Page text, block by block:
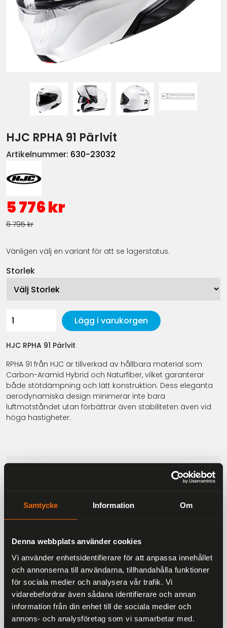
Samtycke Information Om
Denna webbplats använder cookies
Vi använder enhetsidentifierare för att anpassa innehållet
och annonserna till användarna, tillhandahålla funktioner
för sociala medier och analysera vår trafik. Vi
vidarebefordrar även sådana identifierare och annan
information från din enhet till de sociala medier och
annons- och analysföretag som vi samarbetar med.
HJC RPHA 91 Pärlvit
Artikelnummer: 630-23032
5 776 kr
6 795 kr
Vänligen välj en variant för att se lagerstatus.
Storlek
Lägg i varukorgen
HJC RPHA 91 Pärlvit
RPHA 91 från HJC är tillverkad av hållbara material som
Carbon-Aramid Hybrid och Naturfiber, vilket garanterar
både stötdämpning och lätt konstruktion. Dess eleganta
aerodynamiska design minimerar inte bara
luftmotståndet utan förbättrar även stabiliteten även vid
höga hastigheter.
utlopp erbjuder hjälmen utmärkt ventilation.
att motstå repor.
-MC-hjälmen har även en justerbar solskärm som
kan positioneras efter preferens, och den levereras
med ett rökfärgat solvisir.
-För extra bekvämlighet är hjälmen kompatibel med
Bluetooth-enheter (21B & 50B Bluetooth), som kan
köpas separat.